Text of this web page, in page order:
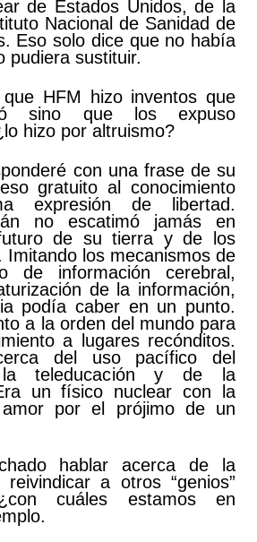
de Estados Unidos, de la
Nacional de Sanidad de
Eso solo dice que no había
pudiera sustituir.
HFM hizo inventos que
sino que los expuso
hizo por altruismo?
con una frase de su
gratuito al conocimiento
expresión de libertad.
no escatimó jamás en
de su tierra y de los
Imitando los mecanismos de
de información cerebral,
de la información,
podía caber en un punto.
a la orden del mundo para
a lugares recónditos.
del uso pacífico del
teleducación y de la
un físico nuclear con la
por el prójimo de un
hablar acerca de la
a otros “genios”
cuáles estamos en